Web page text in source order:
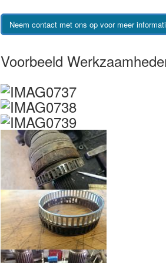
Neem contact met ons op voor meer
Voorbeeld